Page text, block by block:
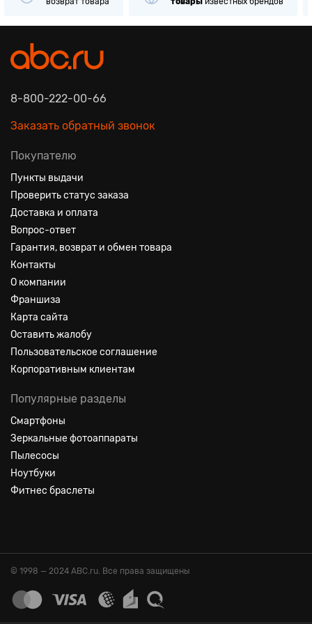
8-800-222-00-66
Заказать обратный звонок
Покупателю
Пункты выдачи
Проверить статус заказа
Доставка и оплата
Вопрос-ответ
Гарантия, возврат и обмен товара
Контакты
О компании
Франшиза
Карта сайта
Оставить жалобу
Пользовательское соглашение
Корпоративным клиентам
Популярные разделы
Смартфоны
Зеркальные фотоаппараты
Пылесосы
Ноутбуки
Фитнес браслеты
© 1998 — 2024 ABC.ru. Все права защищены